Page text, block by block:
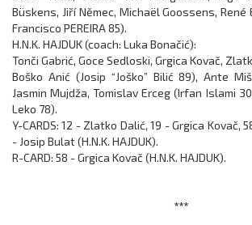
Büskens, Jiří Němec, Michaël Goossens, René
Francisco PEREIRA 85).
H.N.K. HAJDUK (coach: Luka Bonačić):
Tonči Gabrić, Goce Sedloski, Grgica Kovač,
Boško Anić (Josip “Joško” Bilić 89), Ante
Jasmin Mujdža, Tomislav Erceg (Irfan Islami
Leko 78).
Y-CARDS: 12 - Zlatko Dalić, 19 - Grgica Kovač,
- Josip Bulat (H.N.K. HAJDUK).
R-CARD: 58 - Grgica Kovač (H.N.K. HAJDUK).
***